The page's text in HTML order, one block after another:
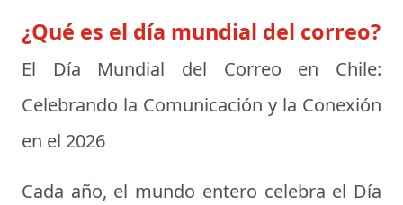
¿Qué es el día mundial del correo?
El Día Mundial del Correo en Chile:
Celebrando la Comunicación y la Conexión
en el 2026
Cada año, el mundo entero celebra el Día